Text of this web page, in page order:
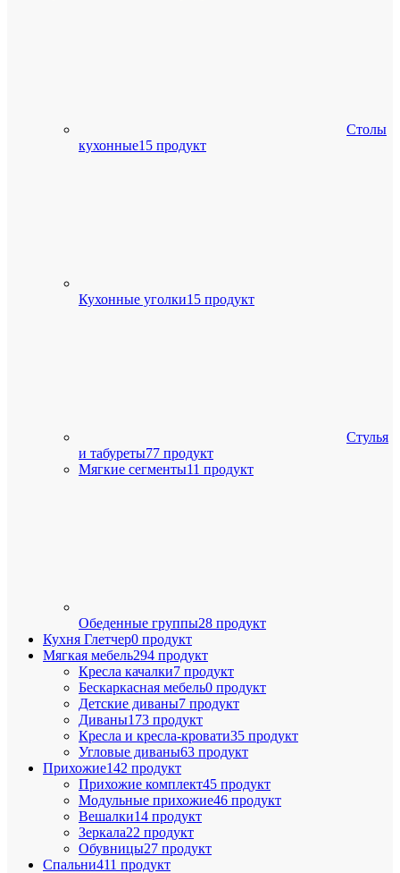
Столы
кухонные15 продукт
Кухонные уголки15 продукт
Стулья
и табуреты77 продукт
Мягкие сегменты11 продукт
Обеденные группы28 продукт
Кухня Глетчер0 продукт
Мягкая мебель294 продукт
Кресла качалки7 продукт
Бескаркасная мебель0 продукт
Детские диваны7 продукт
Диваны173 продукт
Кресла и кресла-кровати35 продукт
Угловые диваны63 продукт
Прихожие142 продукт
Прихожие комплект45 продукт
Модульные прихожие46 продукт
Вешалки14 продукт
Зеркала22 продукт
Обувницы27 продукт
Спальни411 продукт